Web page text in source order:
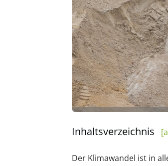
Inhaltsverzeichnis
Der Klimawandel ist in